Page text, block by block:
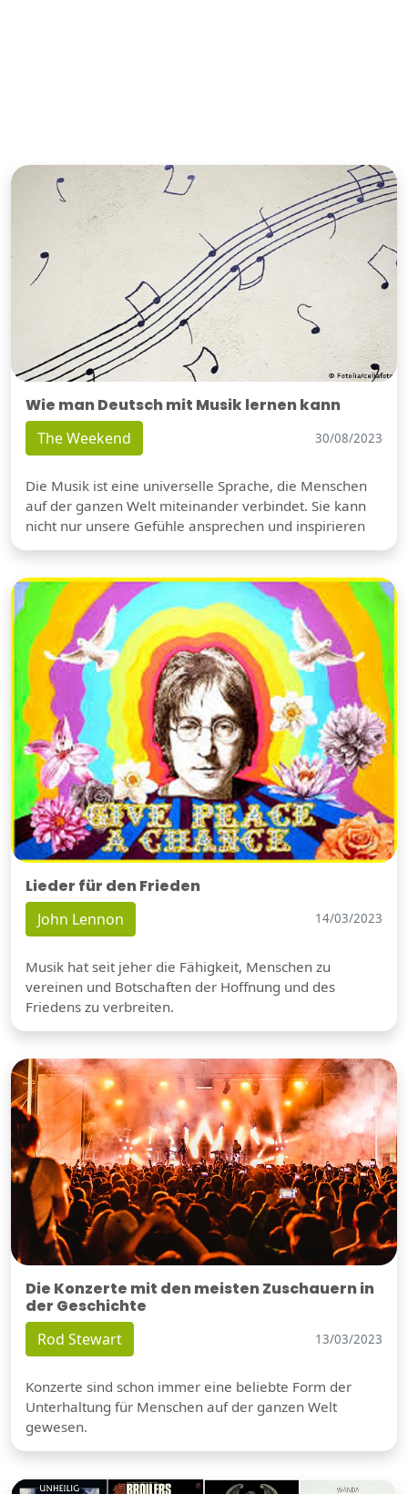
Wie man Deutsch mit Musik lernen kann
The Weekend 30/08/2023
Die Musik ist eine universelle Sprache, die Menschen
auf der ganzen Welt miteinander verbindet. Sie kann
nicht nur unsere Gefühle ansprechen und inspirieren
Lieder für den Frieden
John Lennon 14/03/2023
Musik hat seit jeher die Fähigkeit, Menschen zu
vereinen und Botschaften der Hoffnung und des
Friedens zu verbreiten.
Die Konzerte mit den meisten Zuschauern in
der Geschichte
Rod Stewart 13/03/2023
Konzerte sind schon immer eine beliebte Form der
Unterhaltung für Menschen auf der ganzen Welt
gewesen.